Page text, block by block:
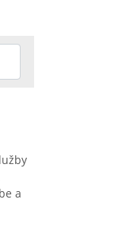
a